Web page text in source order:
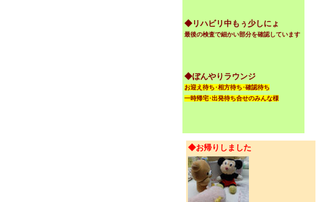
◆リハビリ中もぅ少しにょ
最後の検査で細かい部分を確認しています
◆ぼんやりラウンジ
お迎え待ち･相方待ち･確認待ち
一時帰宅･出発待ち合せのみんな様
◆お帰りしました